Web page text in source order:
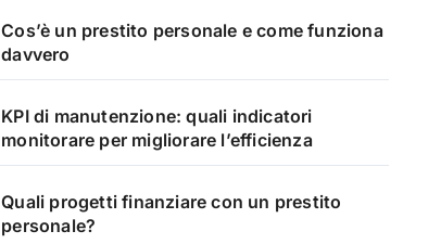
Cos’è un prestito personale e come funziona
davvero
KPI di manutenzione: quali indicatori
monitorare per migliorare l’efficienza
Quali progetti finanziare con un prestito
personale?